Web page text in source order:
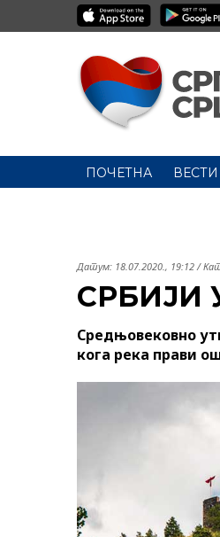
ПОЧЕТНА ВЕСТИ
Датум: 18.07.2020., 19:12/
СРБИЈИ
Средњовековно
кога река прави